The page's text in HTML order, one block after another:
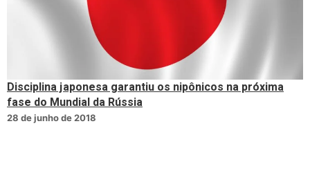
Disciplina japonesa garantiu os nipônicos na próxima
fase do Mundial da Rússia
28 de junho de 2018